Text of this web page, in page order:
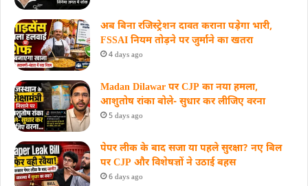
अब बिना रजिस्ट्रेशन दावत कराना पड़ेगा भारी,
FSSAI नियम तोड़ने पर जुर्माने का खतरा
4 days ago
Madan Dilawar पर CJP का नया हमला,
आशुतोष रांका बोले- सुधार कर लीजिए वरना
5 days ago
पेपर लीक के बाद सजा या पहले सुरक्षा? नए बिल
पर CJP और विशेषज्ञों ने उठाई बहस
6 days ago